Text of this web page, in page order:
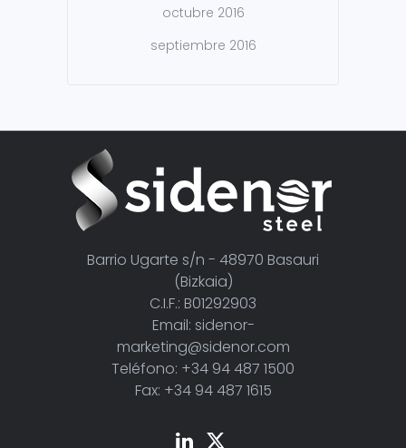
octubre 2016
septiembre 2016
Barrio Ugarte s/n - 48970 Basauri
(Bizkaia)
C.I.F.: B01292903
Email: sidenor-
marketing@sidenor.com
Teléfono: +34 94 487 1500
Fax: +34 94 487 1615